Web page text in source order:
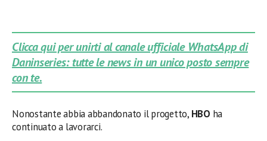
Clicca qui per unirti al canale ufficiale WhatsApp di
Daninseries: tutte le news in un unico posto sempre
con te.
Nonostante abbia abbandonato il progetto, HBO ha
continuato a lavorarci.